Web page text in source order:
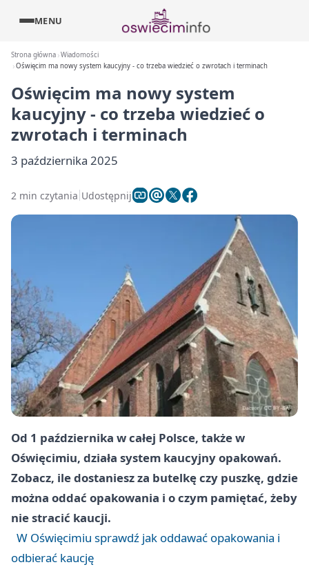
MENU
Strona główna Wiadomości
Oświęcim ma nowy system kaucyjny - co trzeba wiedzieć o zwrotach i terminach
Oświęcim ma nowy system
kaucyjny - co trzeba wiedzieć o
zwrotach i terminach
3 października 2025
2 min czytania Udostępnij
Od 1 października w całej Polsce, także w
Oświęcimiu, działa system kaucyjny opakowań.
Zobacz, ile dostaniesz za butelkę czy puszkę, gdzie
można oddać opakowania i o czym pamiętać, żeby
nie stracić kaucji.
W Oświęcimiu sprawdź jak oddawać opakowania i
odbierać kaucję